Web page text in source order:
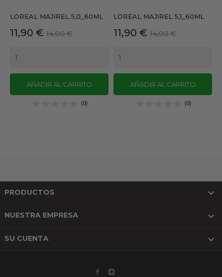
LOREAL MAJIREL 5,0_60ML
Precio
11,90 € Precio
14,00 €
AÑADIR AL CARRITO
(0)
LOREAL MAJIREL 5,1_60ML
Precio
11,90 € Precio
14,00 €
AÑADIR AL CARRITO
(0)
PRODUCTOS 
NUESTRA EMPRESA 
SU CUENTA 